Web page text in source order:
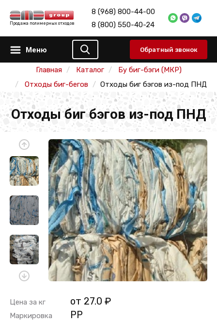
Продажа полимерных отходов
8 (968) 800-44-00
8 (800) 550-40-24
Меню Обратный звонок
Главная Каталог
Бу биг-бэги (МКР)
Отходы биг-бегов
Отходы биг бэгов из-под ПНД
Отходы биг бэгов из-под ПНД
Цена за кг от 27.0 ₽
Маркировка PP